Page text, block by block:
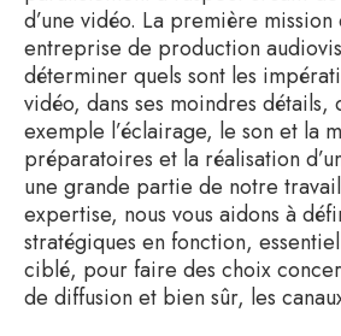
d’une vidéo. La première
entreprise de production
déterminer quels sont les
vidéo, dans ses moindres
exemple l’éclairage, le son et la
préparatoires et la réalisation
une grande partie de notre
expertise, nous vous aidons à
stratégiques en fonction,
ciblé, pour faire des choix
de diffusion et bien sûr, les